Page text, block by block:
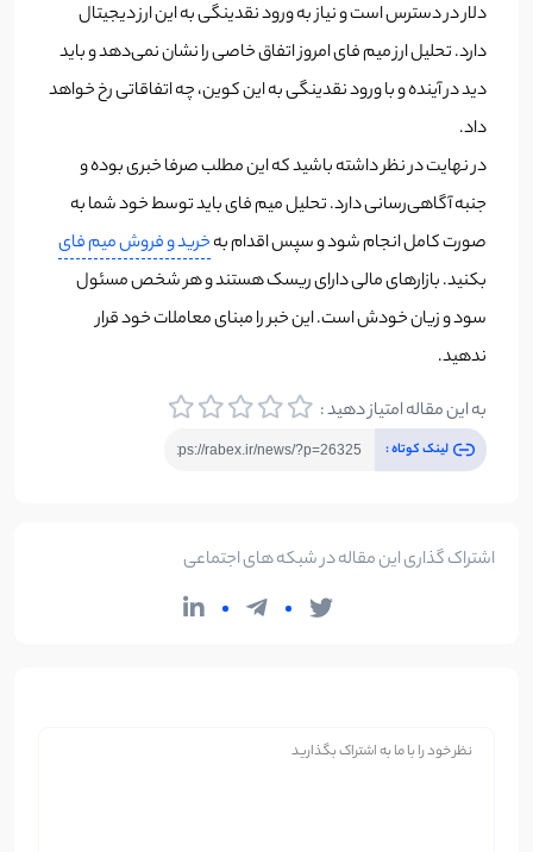
دلار در دسترس است و نیاز به ورود نقدینگی به این ارز دیجیتال
دارد. تحلیل ارز میم فای امروز اتفاق خاصی را نشان نمی‌دهد و باید
دید در آینده و با ورود نقدینگی به این کوین، چه اتفاقاتی رخ خواهد
داد.
در نهایت در نظر داشته باشید که این مطلب صرفا خبری بوده و
جنبه آگاهی‌رسانی دارد. تحلیل میم فای باید توسط خود شما به
صورت کامل انجام شود و سپس اقدام بهخرید و فروش میم فای
بکنید. بازارهای مالی دارای ریسک هستند و هر شخص مسئول
سود و زیان خودش است. این خبر را مبنای معاملات خود قرار
ندهید.
به این مقاله امتیاز دهید :
لینک کوتاه :
اشتراک گذاری این مقاله در شبکه های اجتماعی